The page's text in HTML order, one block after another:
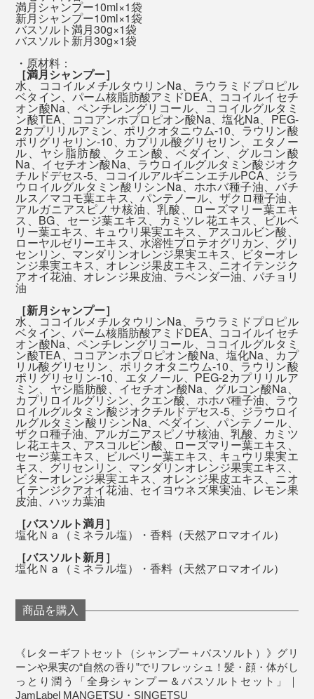
『SINGETSU（新月）』は、新しい始まり、リフレッシ
ュをイメージした香り。
爽やかなレモンやペパーミント、樹木を思わせるジュニ
パーを中心に、こちらも天然オイルをブレンドしていま
す。
香りを感じる嗅覚は、私たちの五感で唯一、感情や記憶
をコントロールする、脳の大脳辺縁系へ直接伝わりま
す。
自然の香りをかぐと、私たちが山や森で感じた癒しの体
験とつながって、心地よさを呼び覚ましてくれるそう。
写真は、MANGETSU・SINGETSUシャンプーの〈500ml〉、〈150ml〉
まずは、いつものように頭を洗います。指でマッサージ
するように洗っていると、ますます泡立ってきて、しか
も、その泡がヘタりにくいことを実感するはずです。
シャンプー後はすぐに流さないで、そのまま髪を「泡パ
ック」するのがオススメ（2分以上）。その間に、残り
の泡で顔〜体と、泡を上から下へ流していくイメージで
洗ってください。
※髪が長い人やオイリー肌の人は、髪を洗った後の泡が足りなくなる場合がありま
す。そのときは、シャンプーを継ぎ足して、再びよく泡立ててください。
全身を洗ったら、一気にシャワーで流して終了。洗い流
した後は、香りはほとんど消えています。
「泡パック」した髪は、しっとりまとまって、指どおり
なめらか。髪を乾かした後も、しっとり感が続いて、ヘ
アオイルでケアしたようにまとまります。
湯上り後の顔も体も、しっとり。タオルで拭いた後も、
肌がつっぱる感じは、まずありません。
心地よい脳のシャワー体験、忙しいあの人に、ぜひ贈っ
てください。
満月シャンプー10ml×1袋
新月シャンプー10ml×1袋
バスソルト満月30g×1袋
バスソルト新月30g×1袋
・原材料：
［満月シャンプー］
水、ココイルメチルタウリンNa、ラウラミドプロピル
ベタイン、パーム核脂肪酸アミドDEA、ココイルイセチ
オン酸Na、ペンチレングリコール、ココイルグルタミ
ン酸TEA、ココアンホプロピオン酸Na、塩化Na、PEG-
2カプリリルアミン、ポリクオタニウム-10、ラウリン酸
ポリグリセリン-10、カプリル酸グリセリン、エタノー
ル、ヤシ脂肪酸、クエン酸、ベダイン、グルコン酸
Na、イセチオン酸Na、ラウロイルグルタミン酸ジオク
チルドデセス-5、ココイルアルギニンエチルPCA、ジラ
ウロイルグルタミン酸リシンNa、ホホバ種子油、バチ
ルス／マコモ葉エキス、パンテノール、ザクロ種子油、
アルガニアスピノサ核油、乳酸、ローズマリー葉エキ
ス、BG、セージ葉エキス、カミツレ花エキス、ビルベ
リー葉エキス、キュウリ果実エキス、アスコルビン酸、
ローヤルゼリーエキス、水溶性プロテオグリカン、グリ
センリン、マンダリンオレンジ果実エキス、ビターオレ
ンジ果実エキス、オレンジ果皮エキス、ニオイテンジク
アオイ花油、オレンジ果皮油、ラベンダー油、パチョリ
油
［新月シャンプー］
水、ココイルメチルタウリンNa、ラウラミドプロピル
ベタイン、パーム核脂肪酸アミドDEA、ココイルイセチ
オン酸Na、ペンチレングリコール、ココイルグルタミ
ン酸TEA、ココアンホプロピオン酸Na、塩化Na、カプ
リル酸グリセリン、ポリクオタニウム-10、ラウリン酸
ポリグリセリン-10、エタノール、PEG-2カプリリルア
ミン、ヤシ脂肪酸、イセチオン酸Na、グルコン酸Na、
カプリロイルグリシン、クエン酸、ホホバ種子油、ラウ
ロイルグルタミン酸ジオクチルドデセス-5、ジラウロイ
ルグルタミン酸リシンNa、ベダイン、パンテノール、
ザクロ種子油、アルガニアスピノサ核油、乳酸、カミツ
レ花エキス、アスコルビン酸、ローズマリー葉エキス、
セージ葉エキス、ビルベリー葉エキス、キュウリ果実エ
キス、グリセンリン、マンダリンオレンジ果実エキス、
ビターオレンジ果実エキス、オレンジ果皮エキス、ニオ
イテンジクアオイ花油、セイヨウネズ果実油、レモン果
皮油、ハッカ葉油
［バスソルト満月］
塩化Ｎａ（ミネラル塩）・香料（天然アロマオイル）
［バスソルト新月］
塩化Ｎａ（ミネラル塩）・香料（天然アロマオイル）
商品を購入
《レターギフトセット（シャンプー＋バスソルト）》グリ
ーンや果実の“自然の香り”でリフレッシュ！髪・顔・体がし
っとり潤う「全身シャンプー＆バスソルトセット」｜
JamLabel MANGETSU・SINGETSU